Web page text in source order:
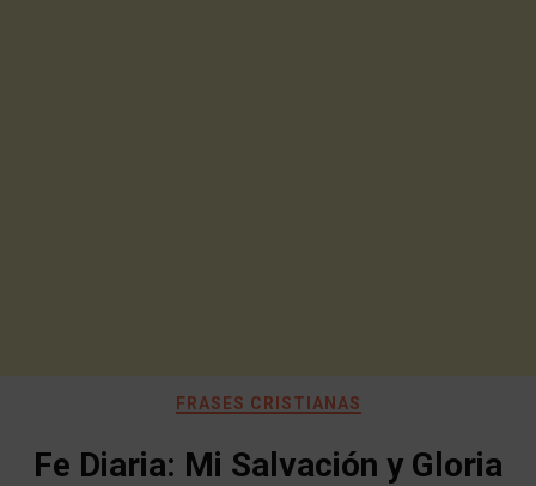
FRASES CRISTIANAS
Fe Diaria: Mi Salvación y Gloria